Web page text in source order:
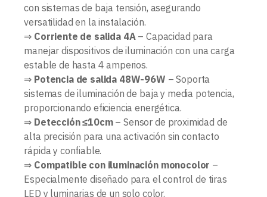
con sistemas de baja tensión, asegurando
versatilidad en la instalación.
⇒ Corriente de salida 4A– Capacidad para
manejar dispositivos de iluminación con una carga
estable de hasta 4 amperios.
⇒ Potencia de salida 48W-96W – Soporta
sistemas de iluminación de baja y media potencia,
proporcionando eficiencia energética.
⇒ Detección ≤10cm– Sensor de proximidad de
alta precisión para una activación sin contacto
rápida y confiable.
⇒ Compatible con iluminación monocolor –
Especialmente diseñado para el control de tiras
LED y luminarias de un solo color.